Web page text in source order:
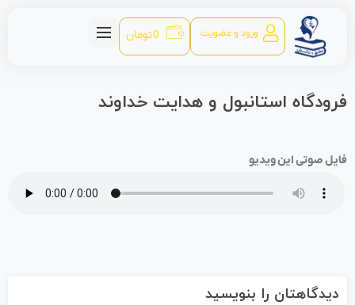
ورود و عضویت 0 تومان
استانبول و هدایت خداوند
صوتی این ویدیو
دیدگاهتان را بنویسید